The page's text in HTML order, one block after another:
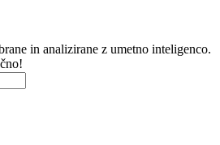
in analizirane z umetno inteligenco.